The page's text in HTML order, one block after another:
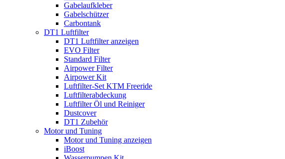
Gabelaufkleber
Gabelschützer
Carbontank
DT1 Luftfilter
DT1 Luftfilter anzeigen
EVO Filter
Standard Filter
Airpower Filter
Airpower Kit
Luftfilter-Set KTM Freeride
Luftfilterabdeckung
Luftfilter Öl und Reiniger
Dustcover
DT1 Zubehör
Motor und Tuning
Motor und Tuning anzeigen
iBoost